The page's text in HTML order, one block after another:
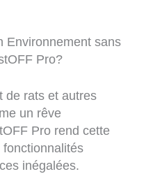
Environnement sans
Pro?
de rats et autres
un rêve
Pro rend cette
inégalées.